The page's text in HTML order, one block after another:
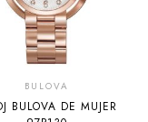
BULOVA
BULOVA DE MUJER